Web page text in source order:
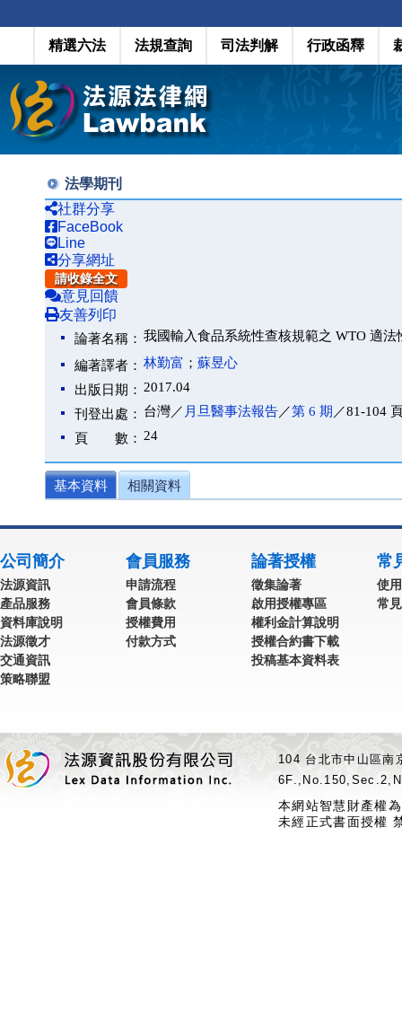
精選六法 法規查詢 司法判解 行政函釋
法學期刊
社群分享
FaceBook
Line
分享網址
請收錄全文
意見回饋
友善列印
論著名稱： 我國輸入食品系統性查核規範之 WTO 適法
編著譯者： 林勤富 ； 蘇昱心
出版日期： 2017.04
刊登出處： 台灣／ 月旦醫事法報告／第 6 期 ／81-104
頁 數： 24
基本資料 相關資料
公司簡介
法源資訊
產品服務
資料庫說明
法源徵才
交通資訊
策略聯盟
會員服務
申請流程
會員條款
授權費用
付款方式
論著授權
徵集論著
啟用授權專區
權利金計算說明
授權合約書下載
投稿基本資料表
常
使
常
104 台北市中山區
本網站智慧財產權
未經正式書面授權